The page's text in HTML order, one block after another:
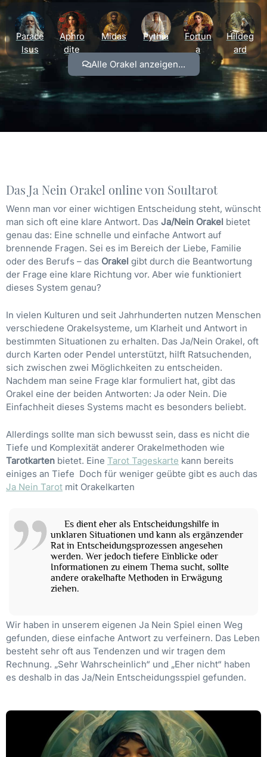
Parace
lsus
Aphro
dite
Midas Pythia
Fortun
a
Hildeg
ard
Alle Orakel anzeigen...
Das Ja Nein Orakel online von Soultarot
Wenn man vor einer wichtigen Entscheidung steht, wünscht
man sich oft eine klare Antwort. Das Ja/Nein Orakel bietet
genau das: Eine schnelle und einfache Antwort auf
brennende Fragen. Sei es im Bereich der Liebe, Familie
oder des Berufs – das Orakel gibt durch die Beantwortung
der Frage eine klare Richtung vor. Aber wie funktioniert
dieses System genau?
In vielen Kulturen und seit Jahrhunderten nutzen Menschen
verschiedene Orakelsysteme, um Klarheit und Antwort in
bestimmten Situationen zu erhalten. Das Ja/Nein Orakel, oft
durch Karten oder Pendel unterstützt, hilft Ratsuchenden,
sich zwischen zwei Möglichkeiten zu entscheiden.
Nachdem man seine Frage klar formuliert hat, gibt das
Orakel eine der beiden Antworten: Ja oder Nein. Die
Einfachheit dieses Systems macht es besonders beliebt.
Allerdings sollte man sich bewusst sein, dass es nicht die
Tiefe und Komplexität anderer Orakelmethoden wie
Tarotkarten bietet. Eine Tarot Tageskarte kann bereits
einiges an Tiefe Doch für weniger geübte gibt es auch das
Ja Nein Tarot mit Orakelkarten
Es dient eher als Entscheidungshilfe in
unklaren Situationen und kann als ergänzender
Rat in Entscheidungsprozessen angesehen
werden. Wer jedoch tiefere Einblicke oder
Informationen zu einem Thema sucht, sollte
andere orakelhafte Methoden in Erwägung
ziehen.
Wir haben in unserem eigenen Ja Nein Spiel einen Weg
gefunden, diese einfache Antwort zu verfeinern. Das Leben
besteht sehr oft aus Tendenzen und wir tragen dem
Rechnung. „Sehr Wahrscheinlich“ und „Eher nicht“ haben
es deshalb in das Ja/Nein Entscheidungsspiel gefunden.